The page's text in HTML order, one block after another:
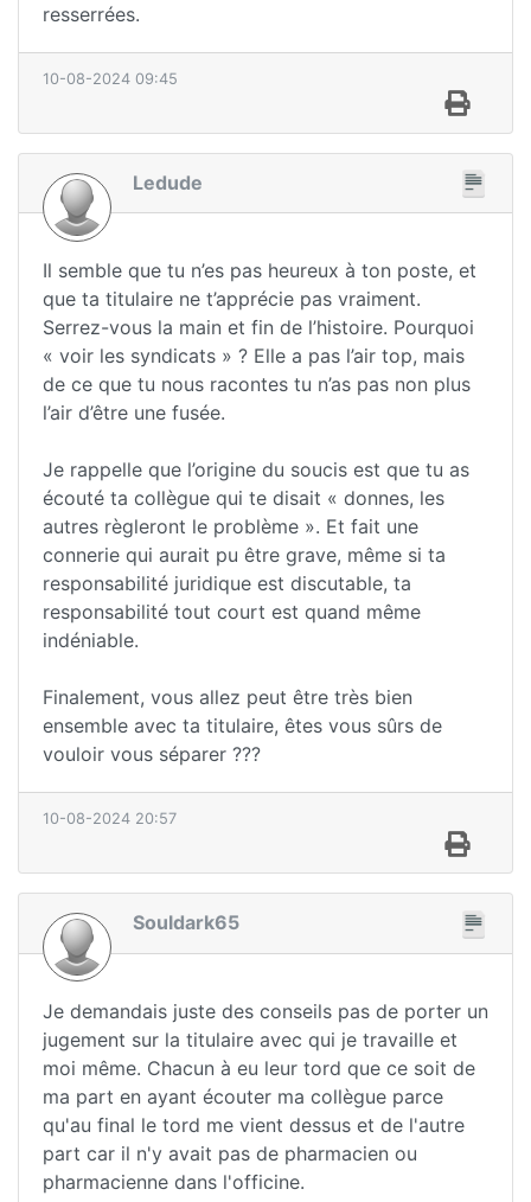
resserrées.
10-08-2024 09:45
Ledude
Il semble que tu n’es pas heureux à ton poste, et
que ta titulaire ne t’apprécie pas vraiment.
Serrez-vous la main et fin de l’histoire. Pourquoi
« voir les syndicats » ? Elle a pas l’air top, mais
de ce que tu nous racontes tu n’as pas non plus
l’air d’être une fusée.
Je rappelle que l’origine du soucis est que tu as
écouté ta collègue qui te disait « donnes, les
autres règleront le problème ». Et fait une
connerie qui aurait pu être grave, même si ta
responsabilité juridique est discutable, ta
responsabilité tout court est quand même
indéniable.
Finalement, vous allez peut être très bien
ensemble avec ta titulaire, êtes vous sûrs de
vouloir vous séparer ???
10-08-2024 20:57
Souldark65
Je demandais juste des conseils pas de porter un
jugement sur la titulaire avec qui je travaille et
moi même. Chacun à eu leur tord que ce soit de
ma part en ayant écouter ma collègue parce
qu'au final le tord me vient dessus et de l'autre
part car il n'y avait pas de pharmacien ou
pharmacienne dans l'officine.